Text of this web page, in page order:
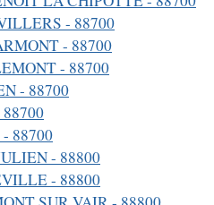
- 88700
- 88700
- 88700
- 88700
88700
- 88800
- 88800